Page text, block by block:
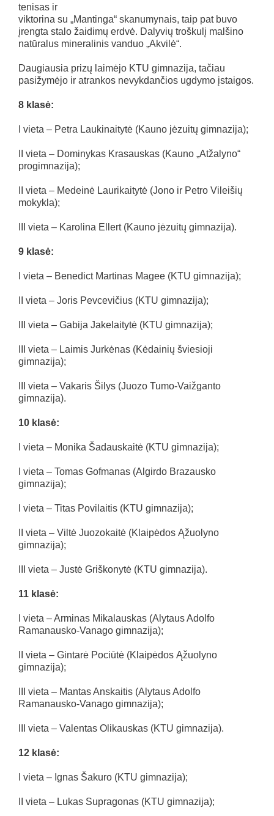
tenisas ir
viktorina su „Mantinga“ skanumynais, taip pat buvo
įrengta stalo žaidimų erdvė. Dalyvių troškulį malšino
natūralus mineralinis vanduo „Akvilė“.
Daugiausia prizų laimėjo KTU gimnazija, tačiau
pasižymėjo ir atrankos nevykdančios ugdymo įstaigos.
8 klasė:
I vieta – Petra Laukinaitytė (Kauno jėzuitų gimnazija);
II vieta – Dominykas Krasauskas (Kauno „Atžalyno“
progimnazija);
II vieta – Medeinė Laurikaitytė (Jono ir Petro Vileišių
mokykla);
III vieta – Karolina Ellert (Kauno jėzuitų gimnazija).
9 klasė:
I vieta – Benedict Martinas Magee (KTU gimnazija);
II vieta – Joris Pevcevičius (KTU gimnazija);
III vieta – Gabija Jakelaitytė (KTU gimnazija);
III vieta – Laimis Jurkėnas (Kėdainių šviesioji
gimnazija);
III vieta – Vakaris Šilys (Juozo Tumo-Vaižganto
gimnazija).
10 klasė:
I vieta – Monika Šadauskaitė (KTU gimnazija);
I vieta – Tomas Gofmanas (Algirdo Brazausko
gimnazija);
I vieta – Titas Povilaitis (KTU gimnazija);
II vieta – Viltė Juozokaitė (Klaipėdos Ąžuolyno
gimnazija);
III vieta – Justė Griškonytė (KTU gimnazija).
11 klasė:
I vieta – Arminas Mikalauskas (Alytaus Adolfo
Ramanausko-Vanago gimnazija);
II vieta – Gintarė Pociūtė (Klaipėdos Ąžuolyno
gimnazija);
III vieta – Mantas Anskaitis (Alytaus Adolfo
Ramanausko-Vanago gimnazija);
III vieta – Valentas Olikauskas (KTU gimnazija).
12 klasė:
I vieta – Ignas Šakuro (KTU gimnazija);
II vieta – Lukas Supragonas (KTU gimnazija);